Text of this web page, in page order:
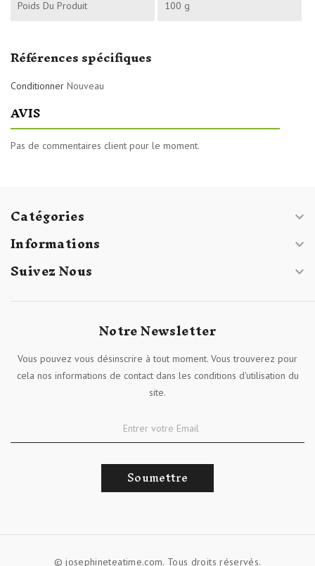
Poids Du Produit 100 g
Références spécifiques
Conditionner Nouveau
AVIS
Pas de commentaires client pour le moment.
Catégories 
Informations 
Suivez Nous 
Notre Newsletter
Vous pouvez vous désinscrire à tout moment. Vous trouverez pour
cela nos informations de contact dans les conditions d'utilisation du
site.
Soumettre
© josephineteatime.com. Tous droits réservés.